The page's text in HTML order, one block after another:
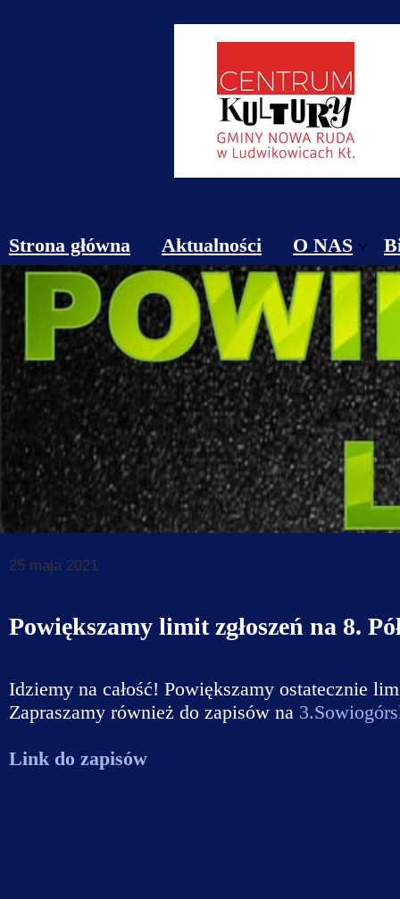
25 maja 2021
Powiększamy limit zgłoszeń na 8.
Idziemy na całość! Powiększamy ostatecznie
Zapraszamy również do zapisów na
Link do zapisów
Strona główna Aktualności O NAS
Obiekty
Kontakt
Cennik
Dane do
Deklaracja
Klauzule